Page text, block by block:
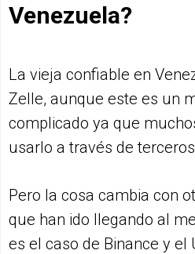
Venezuela?
La vieja confiable en
Zelle, aunque este es un
complicado ya que
usarlo a través de
Pero la cosa cambia con
que han ido llegando al
es el caso de Binance y el